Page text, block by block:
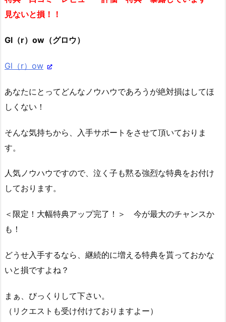
見ないと損！！
Gl（r）ow（グロウ）
Gl（r）ow
あなたにとってどんなノウハウであろうが絶対損はしてほ
しくない！
そんな気持ちから、入手サポートをさせて頂いておりま
す。
人気ノウハウですので、泣く子も黙る強烈な特典をお付け
しております。
＜限定！大幅特典アップ完了！＞ 今が最大のチャンスか
も！
どうせ入手するなら、継続的に増える特典を貰っておかな
いと損ですよね？
まぁ、びっくりして下さい。
（リクエストも受け付けておりますよー）